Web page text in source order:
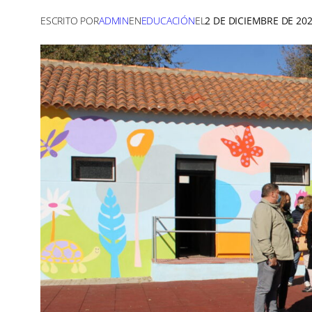
ESCRITO PORADMINENEDUCACIÓNEL 2 DE DICIEMBRE DE